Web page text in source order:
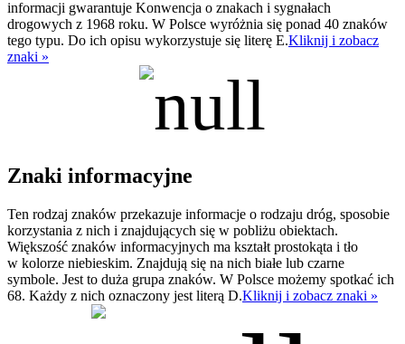
informacji gwarantuje Konwencja o znakach i sygnałach
drogowych z 1968 roku. W Polsce wyróżnia się ponad 40 znaków
tego typu. Do ich opisu wykorzystuje się literę E.Kliknij i zobacz
znaki »
Znaki informacyjne
Ten rodzaj znaków przekazuje informacje o rodzaju dróg, sposobie
korzystania z nich i znajdujących się w pobliżu obiektach.
Większość znaków informacyjnych ma kształt prostokąta i tło
w kolorze niebieskim. Znajdują się na nich białe lub czarne
symbole. Jest to duża grupa znaków. W Polsce możemy spotkać ich
68. Każdy z nich oznaczony jest literą D.Kliknij i zobacz znaki »